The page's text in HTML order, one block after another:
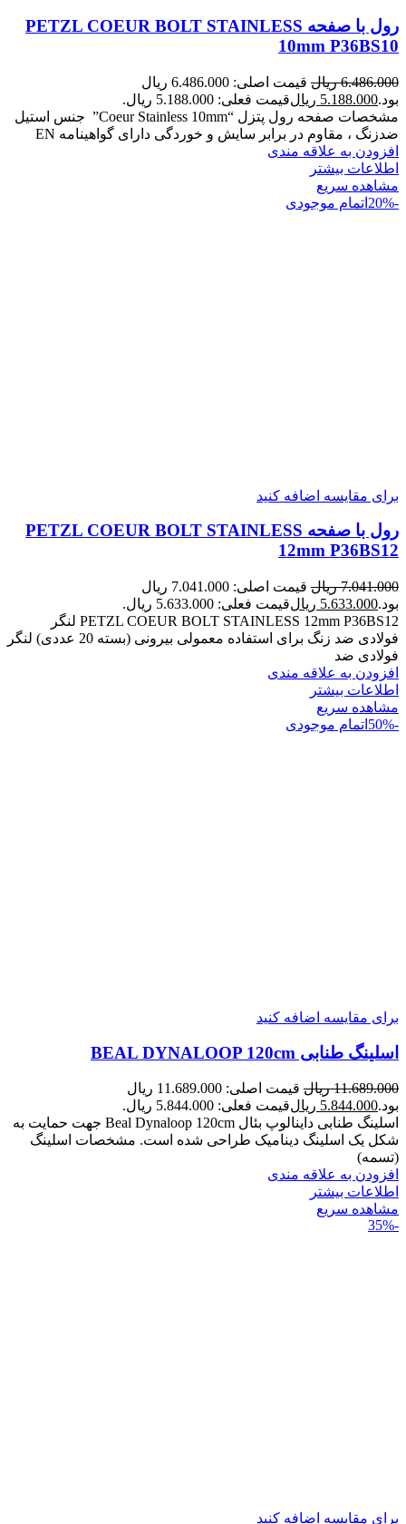
رول با صفحه PETZL COEUR BOLT STAINLESS
10mm P36BS10
6.486.000 ریال
قیمت اصلی: 6.486.000 ریال
بود.5.188.000 ریالقیمت فعلی: 5.188.000 ریال.
مشخصات صفحه رول پتزل “Coeur Stainless 10mm” جنس استیل
ضدزنگ ، مقاوم در برابر سایش و خوردگی دارای گواهینامه EN
افزودن به علاقه مندی
اطلاعات بیشتر
مشاهده سریع
-20%
اتمام موجودی
برای مقایسه اضافه کنید
رول با صفحه PETZL COEUR BOLT STAINLESS
12mm P36BS12
7.041.000 ریال
قیمت اصلی: 7.041.000 ریال
بود.5.633.000 ریالقیمت فعلی: 5.633.000 ریال.
PETZL COEUR BOLT STAINLESS 12mm P36BS12 لنگر
فولادی ضد زنگ برای استفاده معمولی بیرونی (بسته 20 عددی) لنگر
فولادی ضد
افزودن به علاقه مندی
اطلاعات بیشتر
مشاهده سریع
-50%
اتمام موجودی
برای مقایسه اضافه کنید
اسلینگ طنابی BEAL DYNALOOP 120cm
11.689.000 ریال
قیمت اصلی: 11.689.000 ریال
بود.5.844.000 ریالقیمت فعلی: 5.844.000 ریال.
اسلینگ طنابی داینالوپ بئال Beal Dynaloop 120cm جهت حمایت به
شکل یک اسلینگ دینامیک طراحی شده است. مشخصات اسلینگ
(تسمه)
افزودن به علاقه مندی
اطلاعات بیشتر
مشاهده سریع
-35%
برای مقایسه اضافه کنید